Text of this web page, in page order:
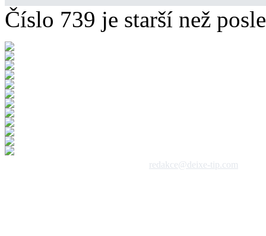
Číslo 739 je starší než
redakce@deixe-tip.com